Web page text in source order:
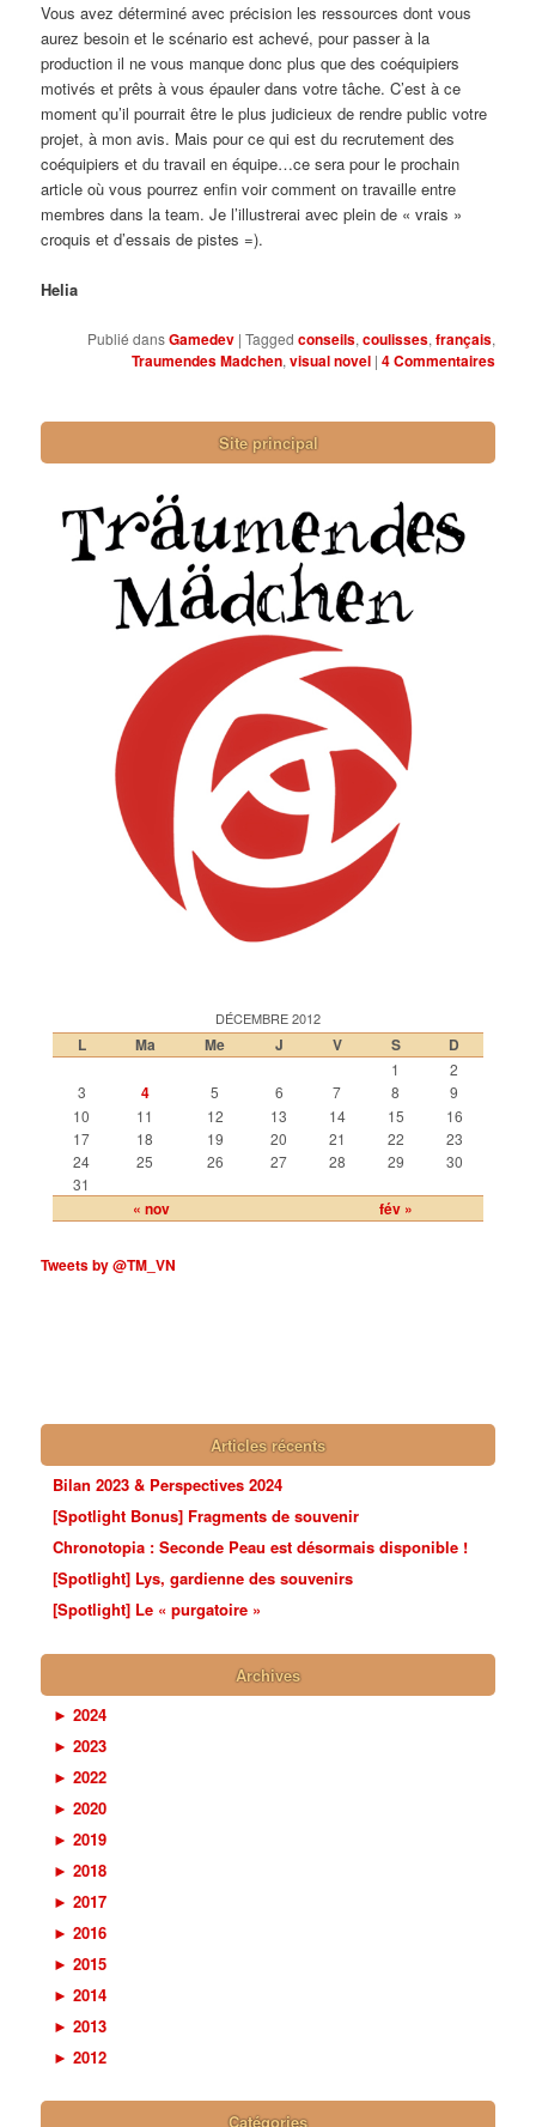
Vous avez déterminé avec précision les ressources dont vous
aurez besoin et le scénario est achevé, pour passer à la
production il ne vous manque donc plus que des coéquipiers
motivés et prêts à vous épauler dans votre tâche. C’est à ce
moment qu’il pourrait être le plus judicieux de rendre public votre
projet, à mon avis. Mais pour ce qui est du recrutement des
coéquipiers et du travail en équipe…ce sera pour le prochain
article où vous pourrez enfin voir comment on travaille entre
membres dans la team. Je l’illustrerai avec plein de « vrais »
croquis et d’essais de pistes =).
Helia
Publié dansGamedev | Tagged conseils, coulisses, français,
Traumendes Madchen, visual novel | 4Commentaires
Site principal
DÉCEMBRE 2012
L Ma Me J V S D
« nov fév »
1
2
3
4 5 6 7 8
9
10
11 12 13 14 15
16
17
18 19 20 21 22
23
24
25 26 27 28 29
30
31
Tweets by @TM_VN
Articles récents
Bilan 2023 & Perspectives 2024
[Spotlight Bonus] Fragments de souvenir
Chronotopia : Seconde Peau est désormais disponible !
[Spotlight] Lys, gardienne des souvenirs
[Spotlight] Le « purgatoire »
Archives
► 2024
► 2023
► 2022
► 2020
► 2019
► 2018
► 2017
► 2016
► 2015
► 2014
► 2013
► 2012
Catégories